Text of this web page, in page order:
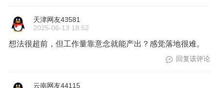
天津网友43581
2025-06-13 18:52
想法很超前，但工作量靠意念就能产出？感觉落地很难。
回复该评论
云南网友44115